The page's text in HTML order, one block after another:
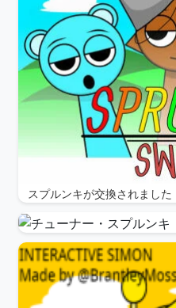
スプルンキが交換されました